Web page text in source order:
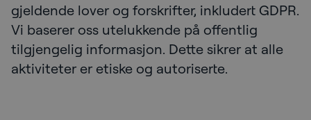
gjeldende lover og forskrifter, inkludert GDPR.
Vi baserer oss utelukkende på offentlig
tilgjengelig informasjon. Dette sikrer at alle
aktiviteter er etiske og autoriserte.